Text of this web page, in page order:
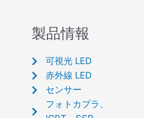
製品情報
可視光 LED
赤外線 LED
センサー
フォトカプラ、